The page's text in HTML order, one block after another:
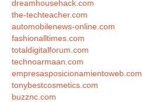
dreamhousehack.com
the-techteacher.com
automobilenews-online.com
fashionalltimes.com
totaldigitalforum.com
technoarmaan.com
empresasposicionamientoweb.com
tonybestcosmetics.com
buzznc.com